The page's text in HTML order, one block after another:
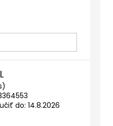
do: 14.8.2026